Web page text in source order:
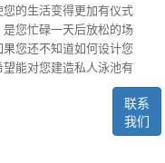
联系
我们
的生活变得更加有仪式
您忙碌一天后放松的场
您还不知道如何设计您
能对您建造私人泳池有